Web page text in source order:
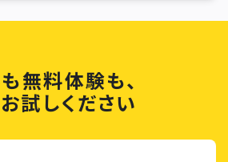
無料体験も、
試しください